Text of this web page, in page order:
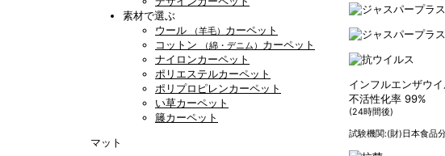
素材で選ぶ
ウール
（羊毛） カーペット
コットン
（綿・デニム） カーペット
ナイロンカーペット
ポリエステルカーペット
ポリプロピレンカーペット
い草カーペット
籐カーペット
マット
インフルエンザウイ
不活性化率 99%
(24時間後)
試験機関:(財)日本食品